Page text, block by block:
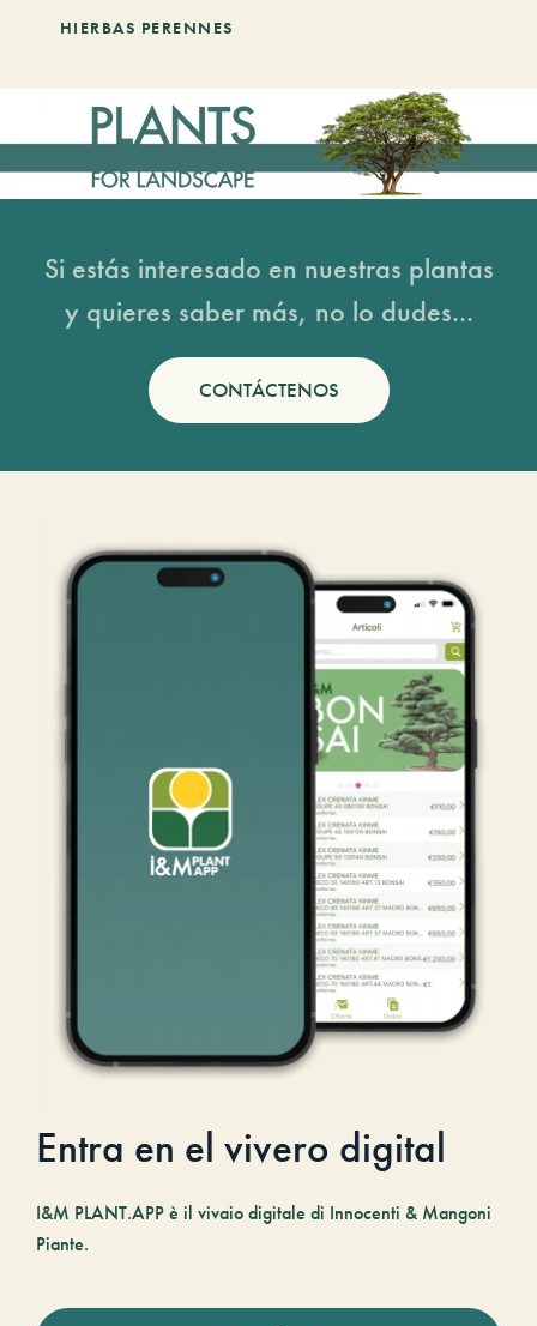
HIERBAS PERENNES
Si estás interesado en nuestras plantas
y quieres saber más, no lo dudes...
CONTÁCTENOS
Entra en el vivero digital
I&M PLANT.APP è il vivaio digitale di Innocenti & Mangoni
Piante.